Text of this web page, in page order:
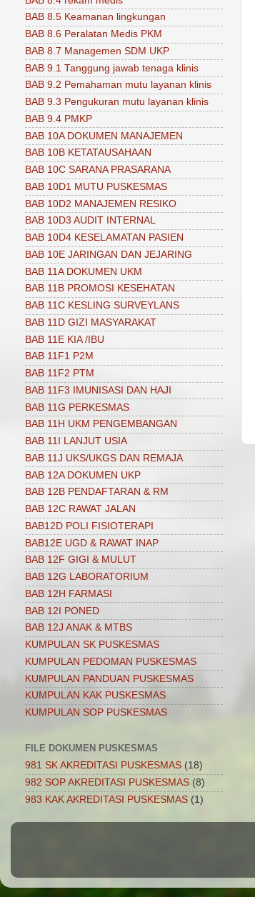
BAB 8.5 Keamanan lingkungan
BAB 8.6 Peralatan Medis PKM
BAB 8.7 Managemen SDM UKP
BAB 9.1 Tanggung jawab tenaga klinis
BAB 9.2 Pemahaman mutu layanan klinis
BAB 9.3 Pengukuran mutu layanan klinis
BAB 9.4 PMKP
BAB 10A DOKUMEN MANAJEMEN
BAB 10B KETATAUSAHAAN
BAB 10C SARANA PRASARANA
BAB 10D1 MUTU PUSKESMAS
BAB 10D2 MANAJEMEN RESIKO
BAB 10D3 AUDIT INTERNAL
BAB 10D4 KESELAMATAN PASIEN
BAB 10E JARINGAN DAN JEJARING
BAB 11A DOKUMEN UKM
BAB 11B PROMOSI KESEHATAN
BAB 11C KESLING SURVEYLANS
BAB 11D GIZI MASYARAKAT
BAB 11E KIA /IBU
BAB 11F1 P2M
BAB 11F2 PTM
BAB 11F3 IMUNISASI DAN HAJI
BAB 11G PERKESMAS
BAB 11H UKM PENGEMBANGAN
BAB 11I LANJUT USIA
BAB 11J UKS/UKGS DAN REMAJA
BAB 12A DOKUMEN UKP
BAB 12B PENDAFTARAN & RM
BAB 12C RAWAT JALAN
BAB12D POLI FISIOTERAPI
BAB12E UGD & RAWAT INAP
BAB 12F GIGI & MULUT
BAB 12G LABORATORIUM
BAB 12H FARMASI
BAB 12I PONED
BAB 12J ANAK & MTBS
KUMPULAN SK PUSKESMAS
KUMPULAN PEDOMAN PUSKESMAS
KUMPULAN PANDUAN PUSKESMAS
KUMPULAN KAK PUSKESMAS
KUMPULAN SOP PUSKESMAS
FILE DOKUMEN PUSKESMAS
981 SK AKREDITASI PUSKESMAS (18)
982 SOP AKREDITASI PUSKESMAS (8)
983 KAK AKREDITASI PUSKESMAS (1)